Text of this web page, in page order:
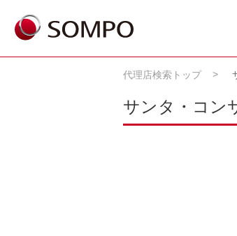
代理店検索トップ
サンタ・コン